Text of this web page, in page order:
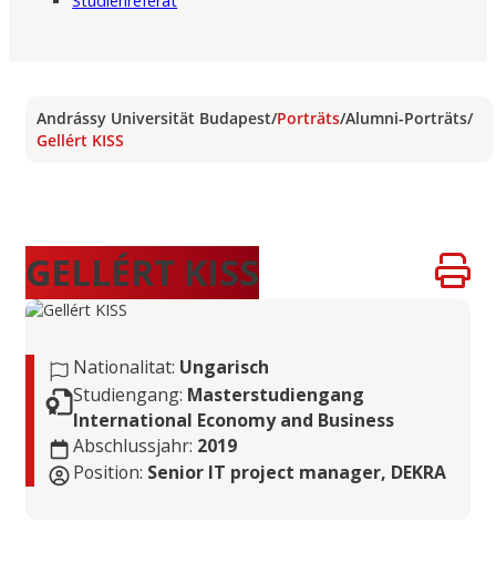
Andrássy Universität Budapest/Porträts/Alumni-Porträts/
Gellért KISS
GELLÉRT KISS
Nationalitat: Ungarisch
Studiengang: Masterstudiengang
International Economy and Business
Abschlussjahr: 2019
Position: Senior IT project manager, DEKRA